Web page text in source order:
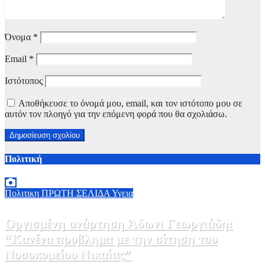
Όνομα *
Email *
Ιστότοπος
Αποθήκευσε το όνομά μου, email, και τον ιστότοπο μου σε
αυτόν τον πλοηγό για την επόμενη φορά που θα σχολιάσω.
Πολιτική
Πολιτικη ΠΡΩΤΗ ΣΕΛΙΔΑ Υγεια
Οργισμένη ανάρτηση Άδωνι Γεωργιάδη:
“Κανένα προβλημα με την σίτηση του
Νοσοκομείου Νικαίας”